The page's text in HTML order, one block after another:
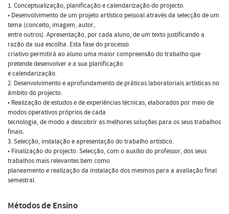
1. Conceptualização, planificação e calendarização do projecto.
• Desenvolvimento de um projeto artístico pessoal através da selecção de um
tema (conceito, imagem, autor,
entre outros). Apresentação, por cada aluno, de um texto justificando a
razão da sua escolha. Esta fase do processo
criativo permitirá ao aluno uma maior compreensão do trabalho que
pretende desenvolver e a sua planificação
e calendarização.
2. Desenvolvimento e aprofundamento de práticas laboratoriais artísticas no
âmbito do projecto.
• Realização de estudos e de experiências técnicas, elaborados por meio de
modos operativos próprios de cada
tecnologia, de modo a descobrir as melhores soluções para os seus trabalhos
finais.
3. Selecção, instalação e apresentação do trabalho artístico.
• Finalização do projecto. Selecção, com o auxílio do professor, dos seus
trabalhos mais relevantes bem como
planeamento e realização da instalação dos mesmos para a avaliação final
semestral.
Métodos de Ensino